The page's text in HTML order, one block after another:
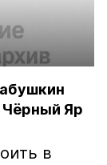
Чёрный Яр
в